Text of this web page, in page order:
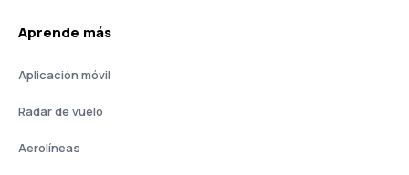
Aprende más
Aplicación móvil
Radar de vuelo
Aerolíneas